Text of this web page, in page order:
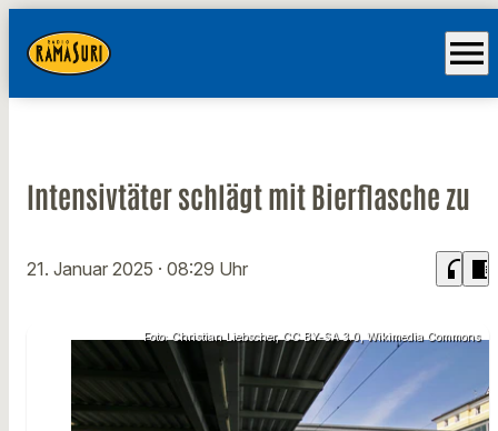
menu
Intensivtäter schlägt mit Bierflasche zu
21. Januar 2025 · 08:29 Uhr headphones chrome_reader_mode
Foto: Christian Liebscher, CC BY-SA 3.0, Wikimedia Commons